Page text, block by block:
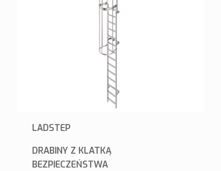
LADSTEP
DRABINY Z KLATKĄ
BEZPIECZEŃSTWA